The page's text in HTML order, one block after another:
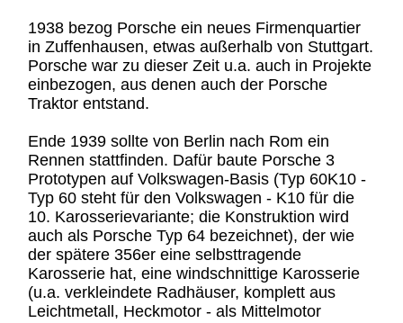
1938 bezog Porsche ein neues Firmenquartier
in Zuffenhausen, etwas außerhalb von Stuttgart.
Porsche war zu dieser Zeit u.a. auch in Projekte
einbezogen, aus denen auch der Porsche
Traktor entstand.
Ende 1939 sollte von Berlin nach Rom ein
Rennen stattfinden. Dafür baute Porsche 3
Prototypen auf Volkswagen-Basis (Typ 60K10 -
Typ 60 steht für den Volkswagen - K10 für die
10. Karosserievariante; die Konstruktion wird
auch als Porsche Typ 64 bezeichnet), der wie
der spätere 356er eine selbsttragende
Karosserie hat, eine windschnittige Karosserie
(u.a. verkleindete Radhäuser, komplett aus
Leichtmetall, Heckmotor - als Mittelmotor